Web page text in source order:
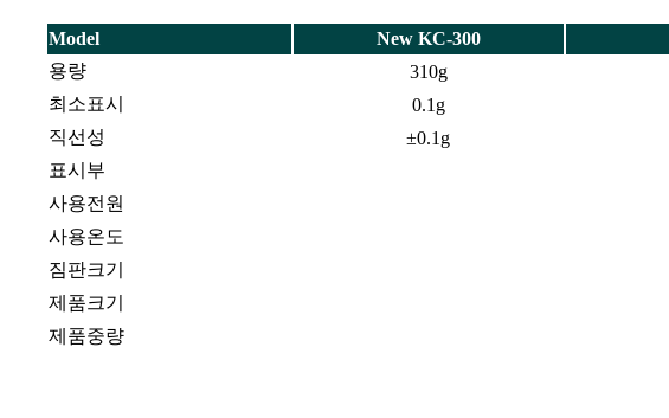
Model New KC-300
용량
310g
최소표시
0.1g
직선성
±0.1g
표시부
사용전원
사용온도
짐판크기
제품크기
제품중량